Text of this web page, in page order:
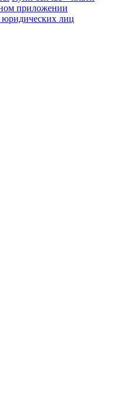
приложении
юридических лиц